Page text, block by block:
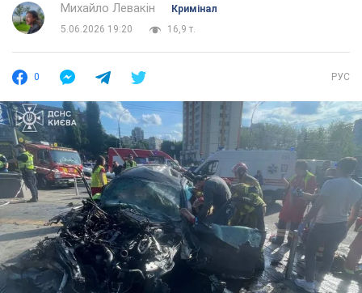
Михайло Левакін
Кримінал
5.06.2026 19:20
16,9 т.
0 РУС